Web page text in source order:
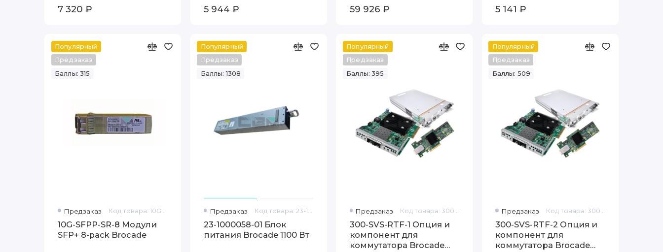
7 320 ₽ 5 944 ₽ 59 926 ₽ 5 141 ₽
Популярный
Предзаказ
Баллы: 315
Предзаказ Код товара: 10G-SFPP-SR-8
10G-SFPP-SR-8 Модули
SFP+ 8-pack Brocade
Популярный
Предзаказ
Баллы: 1308
Предзаказ Код товара: 23-1000058-01
23-1000058-01 Блок
питания Brocade 1100 Вт
Популярный
Предзаказ
Баллы: 395
Предзаказ Код товара: 300-SVS-RTF-1
300-SVS-RTF-1 Опция и
компонент для
коммутатора Brocade
Популярный
Предзаказ
Баллы: 509
Предзаказ Код товара: 300-SVS-RTF-2
300-SVS-RTF-2 Опция и
компонент для
коммутатора Brocade